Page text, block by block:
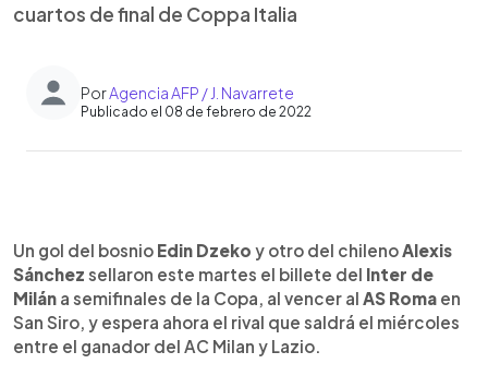
cuartos de final de Coppa Italia
PorAgencia AFP / J. Navarrete
Publicado el 08 de febrero de 2022
► Escuchar artículo
Un gol del bosnio Edin Dzeko y otro del chilenoAlexis
Sánchez sellaron este martes el billete del Inter de
Milán a semifinales de la Copa, al vencer al AS Roma en
San Siro, y espera ahora el rival que saldrá el miércoles
entre el ganador del AC Milan y Lazio.